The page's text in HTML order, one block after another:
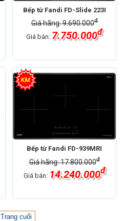
Bếp từ Fandi FD-Slide 223I
Giá hãng: 9.690.000đ
Giá bán: 7.750.000đ
Bếp từ Fandi FD-939MRI
Giá hãng: 17.800.000đ
Giá bán: 14.240.000đ
Trang cuối